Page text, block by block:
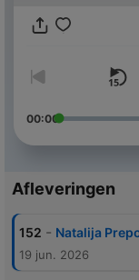
00:00
Afleveringen
152 - Natalija
19 jun. 2026